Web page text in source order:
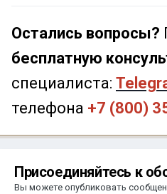
Остались вопросы?
бесплатную
специалиста:
телефона +7 (800)
Присоединяйтесь к
Вы можете опубликовать